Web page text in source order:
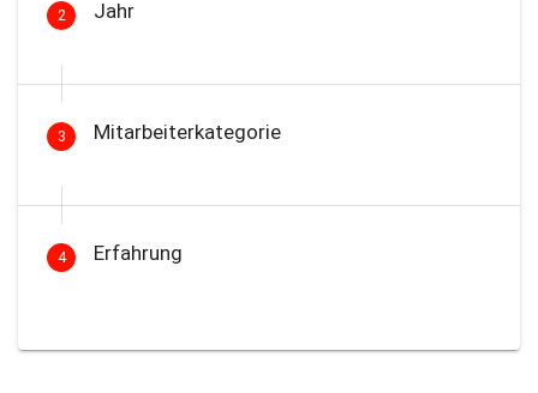
2 Jahr
3 Mitarbeiterkategorie
4 Erfahrung